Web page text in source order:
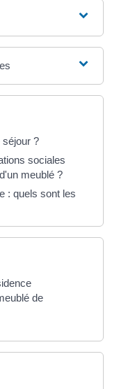
?
sociales
meublé ?
: quels sont les
de